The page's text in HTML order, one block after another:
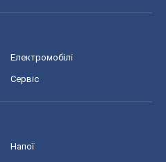
Електромобілі
Сервіс
Напої